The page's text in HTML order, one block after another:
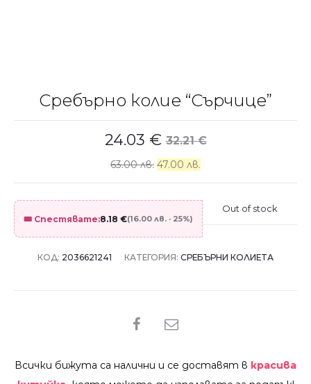
Сребърно колие “Сърчице”
32.21€
24.03 €
63.00 лв. 47.00 лв.
🎟️ Спестявате:8.18 €(16.00 лв. · 25%)
Out of stock
КОД: 2036621241 КАТЕГОРИЯ: СРЕБЪРНИ КОЛИЕТА
SHARE
Всички бижута са налични и се доставят в красива